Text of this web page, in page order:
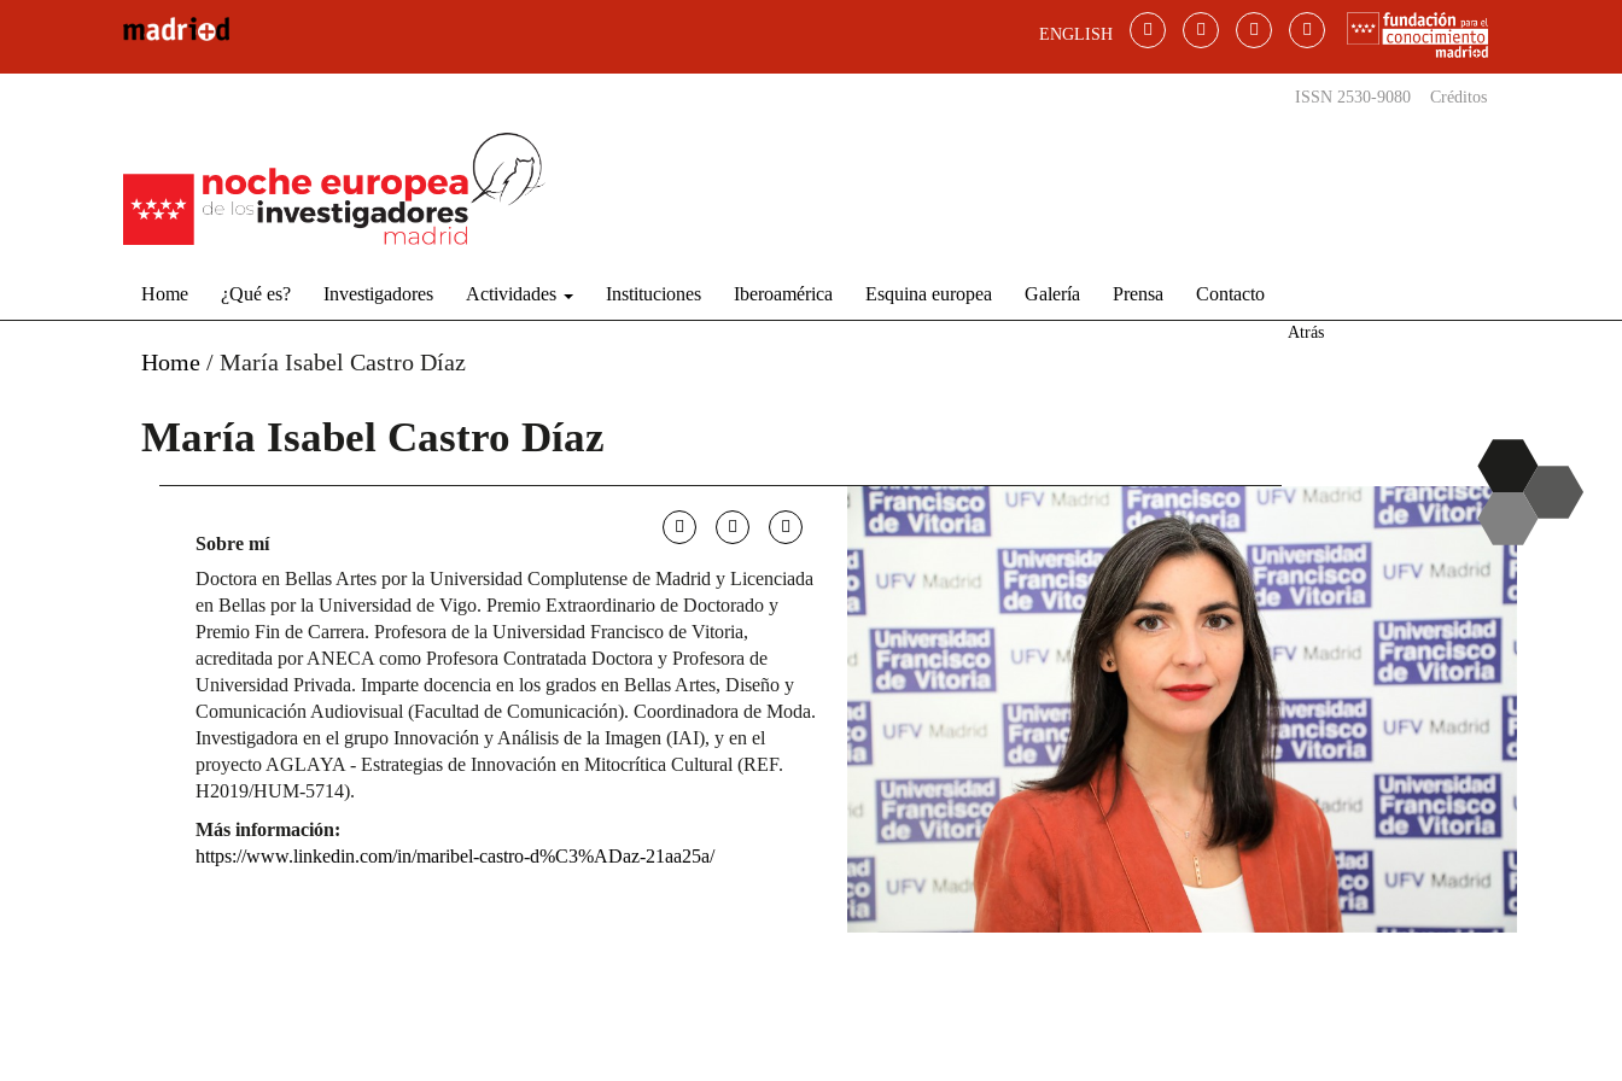
ENGLISH
ISSN 2530-9080 Créditos
Home ¿Qué es? Investigadores Actividades Instituciones Iberoamérica Esquina europea Galería Prensa Contacto
Home / María Isabel Castro Díaz
Atrás
María Isabel Castro Díaz
Sobre mí
Doctora en Bellas Artes por la Universidad Complutense de Madrid y Licenciada
en Bellas por la Universidad de Vigo. Premio Extraordinario de Doctorado y
Premio Fin de Carrera. Profesora de la Universidad Francisco de Vitoria,
acreditada por ANECA como Profesora Contratada Doctora y Profesora de
Universidad Privada. Imparte docencia en los grados en Bellas Artes, Diseño y
Comunicación Audiovisual (Facultad de Comunicación). Coordinadora de Moda.
Investigadora en el grupo Innovación y Análisis de la Imagen (IAI), y en el
proyecto AGLAYA - Estrategias de Innovación en Mitocrítica Cultural (REF.
H2019/HUM-5714).
Más información:
https://www.linkedin.com/in/maribel-castro-d%C3%ADaz-21aa25a/